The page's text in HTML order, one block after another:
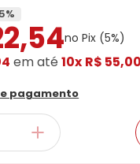
%
,54no Pix (5%)
em até10x R$ 55,00
pagamento